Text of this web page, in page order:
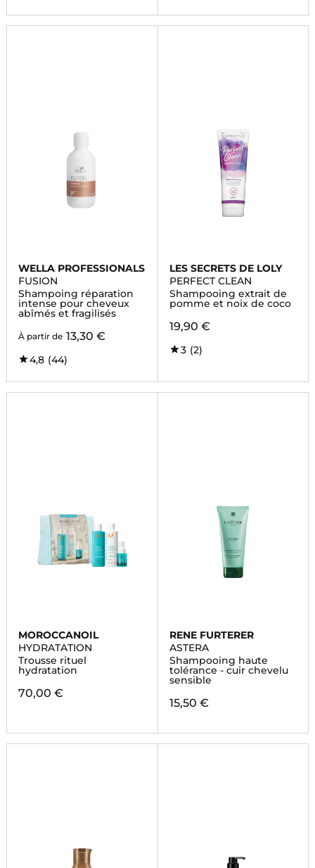
WELLA PROFESSIONALS
FUSION
Shampoing réparation
intense pour cheveux
abîmés et fragilisés
À partir de 13,30 €
4,8 (44)
LES SECRETS DE LOLY
PERFECT CLEAN
Shampooing extrait de
pomme et noix de coco
19,90 €
3 (2)
MOROCCANOIL
HYDRATATION
Trousse rituel
hydratation
70,00 €
RENE FURTERER
ASTERA
Shampooing haute
tolérance - cuir chevelu
sensible
15,50 €